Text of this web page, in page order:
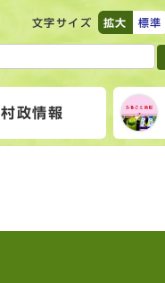
文字サイズ 拡大 標準
村政情報